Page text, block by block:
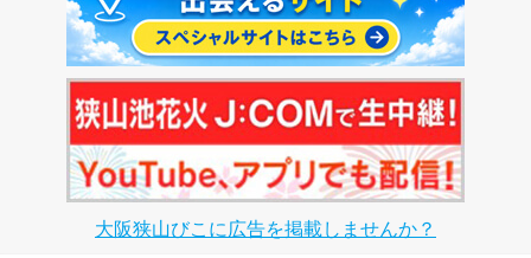
大阪狭山びこに広告を掲載しませんか？